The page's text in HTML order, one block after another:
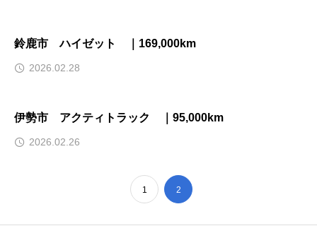
鈴鹿市 ハイゼット ｜169,000km
2026.02.28
伊勢市 アクティトラック ｜95,000km
2026.02.26
1 2